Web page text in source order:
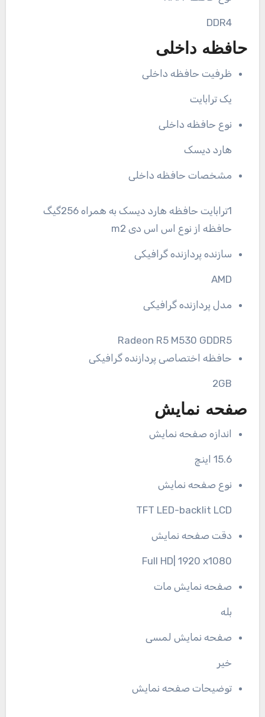
DDR4
حافظه داخلی
ظرفیت حافظه داخلی
یک ترابایت
نوع حافظه داخلی
هارد دیسک
مشخصات حافظه داخلی
1ترابایت حافظه هارد دیسک به همراه 256گیگ
حافظه از نوع اس اس دی m2
سازنده پردازنده گرافیکی
AMD
مدل پردازنده گرافیکی
Radeon R5 M530 GDDR5
حافظه اختصاصی پردازنده گرافیکی
2GB
صفحه نمایش
اندازه صفحه نمایش
15.6 اینچ
نوع صفحه نمایش
TFT LED-backlit LCD
دقت صفحه نمایش
Full HD| 1920 x1080
صفحه نمایش مات
بله
صفحه نمایش لمسی
خیر
توضیحات صفحه نمایش